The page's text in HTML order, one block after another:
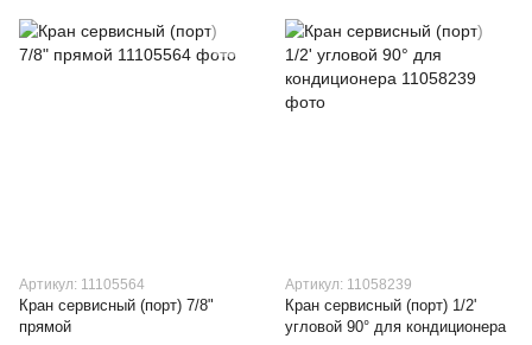
Артикул: 11105564
Кран сервисный (порт) 7/8"
прямой
Артикул: 11058239
Кран сервисный (порт) 1/2'
угловой 90° для кондиционера